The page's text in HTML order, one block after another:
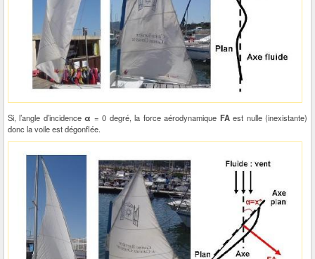
Si, l’angle d’incidenceα = 0 degré, la force aérodynamique FAest nulle (inexistante)
donc la voile est dégonflée.